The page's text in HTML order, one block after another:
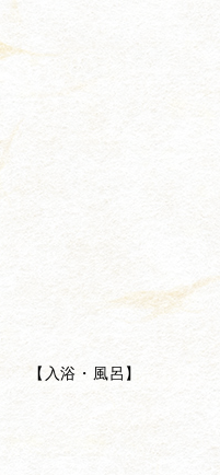
【 入浴・風呂 】